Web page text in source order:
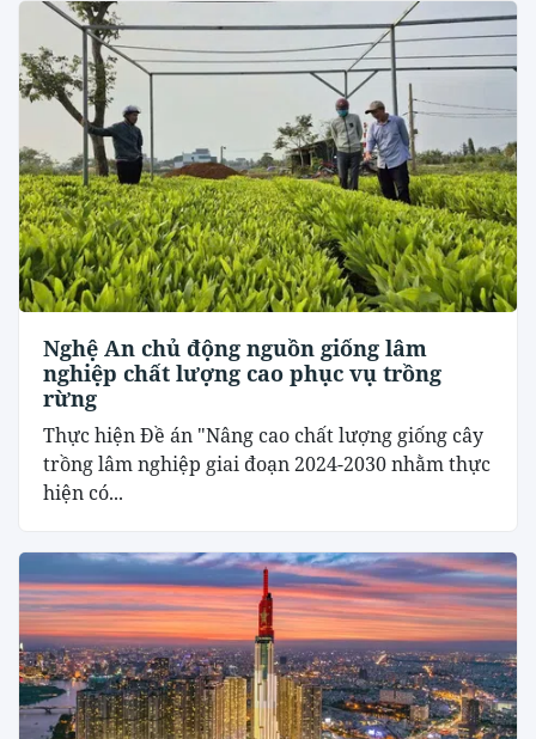
Nghệ An chủ động nguồn giống lâm
nghiệp chất lượng cao phục vụ trồng
rừng
Thực hiện Đề án "Nâng cao chất lượng giống cây
trồng lâm nghiệp giai đoạn 2024-2030 nhằm thực
hiện có...